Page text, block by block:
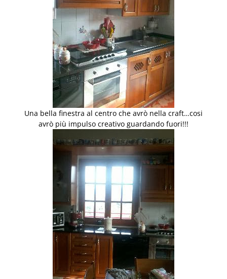
Una bella finestra al centro che avrò nella craft…cosi
avrò più impulso creativo guardando fuori!!!